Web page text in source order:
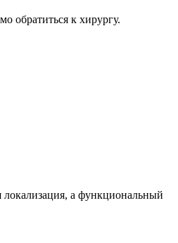
обратиться к хирургу.
а функциональный